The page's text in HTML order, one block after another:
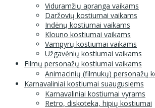
Viduramžių apranga vaikams
Daržovių kostiumai vaikams
Indėnų kostiumai vaikams
Klouno kostiumai vaikams
Vampyrų kostiumai vaikams
Užgavėnių kostiumai vaikams
Filmų personažų kostiumai vaikams
Animacinių (filmukų) personažų
Karnavaliniai kostiumai suaugusiems
Karnavaliniai kostiumai vyrams
Retro, diskoteka, hipių kostiumai